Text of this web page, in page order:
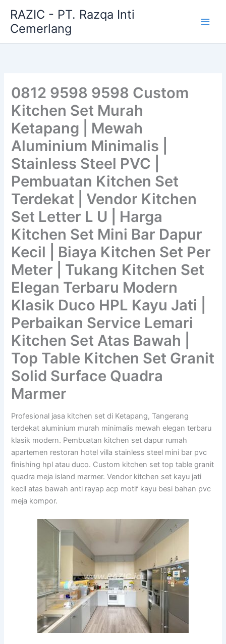
content
RAZIC - PT. Razqa Inti
Cemerlang
0812 9598 9598 Custom
Kitchen Set Murah
Ketapang | Mewah
Aluminium Minimalis |
Stainless Steel PVC |
Pembuatan Kitchen Set
Terdekat | Vendor Kitchen
Set Letter L U | Harga
Kitchen Set Mini Bar Dapur
Kecil | Biaya Kitchen Set Per
Meter | Tukang Kitchen Set
Elegan Terbaru Modern
Klasik Duco HPL Kayu Jati |
Perbaikan Service Lemari
Kitchen Set Atas Bawah |
Top Table Kitchen Set Granit
Solid Surface Quadra
Marmer
Profesional jasa kitchen set di Ketapang, Tangerang
terdekat aluminium murah minimalis mewah elegan terbaru
klasik modern. Pembuatan kitchen set dapur rumah
apartemen restoran hotel villa stainless steel mini bar pvc
finishing hpl atau duco. Custom kitchen set top table granit
quadra meja island marmer. Vendor kitchen set kayu jati
kecil atas bawah anti rayap acp motif kayu besi bahan pvc
meja kompor.